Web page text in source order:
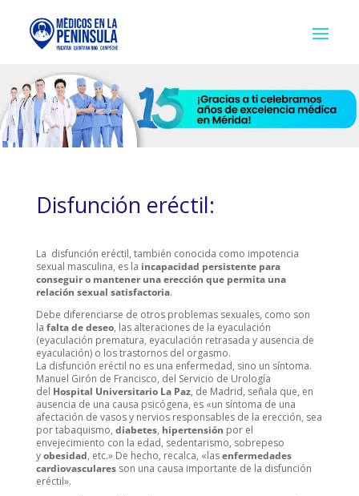
Disfunción eréctil:
La disfunción eréctil, también conocida como impotencia
sexual masculina, es la incapacidad persistente para
conseguir o mantener una erección que permita una
relación sexual satisfactoria.
Debe diferenciarse de otros problemas sexuales, como son
la falta de deseo, las alteraciones de la eyaculación
(eyaculación prematura, eyaculación retrasada y ausencia de
eyaculación) o los trastornos del orgasmo.
La disfunción eréctil no es una enfermedad, sino un síntoma.
Manuel Girón de Francisco, del Servicio de Urología
del Hospital Universitario La Paz, de Madrid, señala que, en
ausencia de una causa psicógena, es «un síntoma de una
afectación de vasos y nervios responsables de la erección, sea
por tabaquismo, diabetes, hipertensión por el
envejecimiento con la edad, sedentarismo, sobrepeso
yobesidad, etc.» De hecho, recalca, «lasenfermedades
cardiovascularesson una causa importante de la disfunción
eréctil».